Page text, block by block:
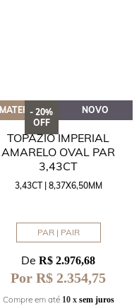
- 20%
OFF
MATERIAL NOVO
TOPÁZIO IMPERIAL
AMARELO OVAL PAR
3,43CT
3,43CT | 8,37X6,50MM
PAR | PAIR
DeR$ 2.976,68
Por R$ 2.354,75
Compre em até 10 x sem juros